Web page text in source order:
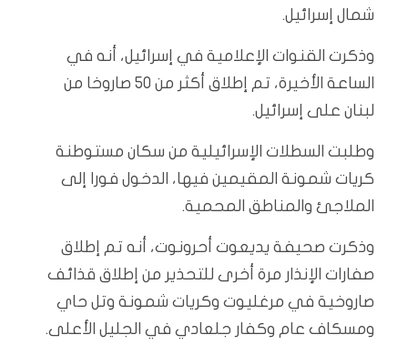
شمال إسرائيل.
وذكرت القنوات الإعلامية في إسرائيل، أنه في
الساعة الأخيرة، تم إطلاق أكثر من 50 صاروخا من
لبنان على إسرائيل.
وطلبت السطلات الإسرائيلية من سكان مستوطنة
كريات شمونة المقيمين فيها، الدخول فورا إلى
الملاجئ والمناطق المحمية.
وذكرت صحيفة يديعوت أحرونوت، أنه تم إطلاق
صفارات الإنذار مرة أخرى للتحذير من إطلاق قذائف
صاروخية في مرغليوت وكريات شمونة وتل حاي
ومسكاف عام وكفار جلعادي في الجليل الأعلى.